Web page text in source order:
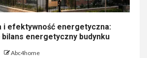
i efektywność energetyczna:
energetyczny budynku
Abc4home